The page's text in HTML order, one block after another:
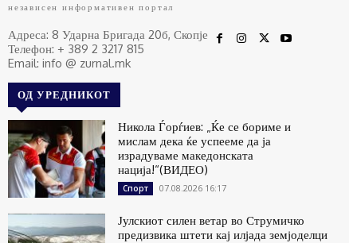
независен информативен портал
Адреса: 8 Ударна Бригада 20б, Скопје
Телефон: + 389 2 3217 815
Email: info @ zurnal.mk
ОД УРЕДНИКОТ
Никола Ѓорѓиев: „Ќе се бориме и
мислам дека ќе успееме да ја
израдуваме македонската
нација!“(ВИДЕО)
Спорт 07.08.2026 16:17
Јулскиот силен ветар во Струмичко
предизвика штети кај илјада земјоделци